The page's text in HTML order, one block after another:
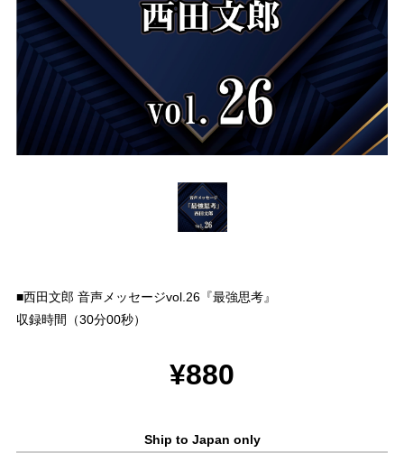
■西田文郎 音声メッセージvol.26『最強思考』
収録時間（30分00秒）
¥880
Ship to Japan only